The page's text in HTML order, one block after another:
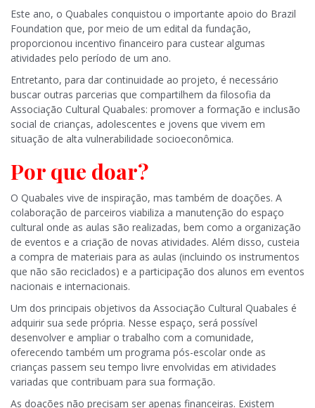
Este ano, o Quabales conquistou o importante apoio do Brazil
Foundation que, por meio de um edital da fundação,
proporcionou incentivo financeiro para custear algumas
atividades pelo período de um ano.
Entretanto, para dar continuidade ao projeto, é necessário
buscar outras parcerias que compartilhem da filosofia da
Associação Cultural Quabales: promover a formação e inclusão
social de crianças, adolescentes e jovens que vivem em
situação de alta vulnerabilidade socioeconômica.
Por que doar?
O Quabales vive de inspiração, mas também de doações. A
colaboração de parceiros viabiliza a manutenção do espaço
cultural onde as aulas são realizadas, bem como a organização
de eventos e a criação de novas atividades. Além disso, custeia
a compra de materiais para as aulas (incluindo os instrumentos
que não são reciclados) e a participação dos alunos em eventos
nacionais e internacionais.
Um dos principais objetivos da Associação Cultural Quabales é
adquirir sua sede própria. Nesse espaço, será possível
desenvolver e ampliar o trabalho com a comunidade,
oferecendo também um programa pós-escolar onde as
crianças passem seu tempo livre envolvidas em atividades
variadas que contribuam para sua formação.
As doações não precisam ser apenas financeiras. Existem